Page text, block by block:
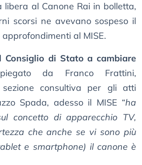
libera al Canone Rai in bolletta,
scorsi ne avevano sospeso il
al MISE.
Consiglio di Stato a cambiare
da Franco Frattini,
consultiva per gli atti
Spada, adesso il MISE “ha
concetto di apparecchio TV,
che anche se vi sono più
e smartphone) il canone è